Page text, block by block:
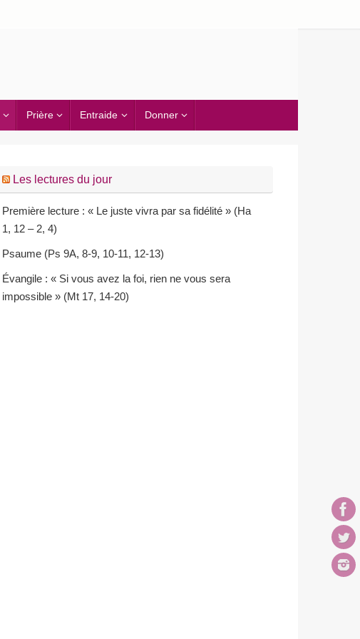
Prière Entraide Donner
Les lectures du jour
Première lecture : « Le juste vivra par sa fidélité » (Ha
1, 12 – 2, 4)
Psaume (Ps 9A, 8-9, 10-11, 12-13)
Évangile : « Si vous avez la foi, rien ne vous sera
impossible » (Mt 17, 14-20)